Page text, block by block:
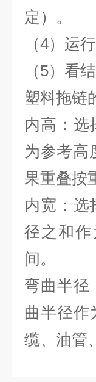
定）。
（4）运
（5）看
塑料拖链
内高：选
为参考高
果重叠
内宽：选
径之和
间。
弯曲半径
曲半径作
缆、油管